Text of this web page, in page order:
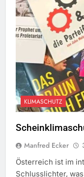
KLIMASCHUTZ
Manfred Ecker
Österreich ist im
Schlusslichter,